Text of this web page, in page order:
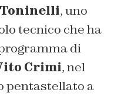
, uno
tecnico che ha
di
Crimi, nel
pentastellato a